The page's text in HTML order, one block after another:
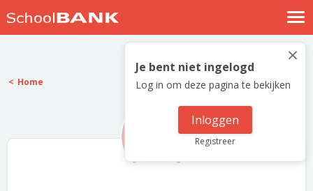
Nostalgische verhalen
Log in
Meld je gratis aan
×
Je bent niet ingelogd
Log in om deze pagina te bekijken
Inloggen
Registreer
Home